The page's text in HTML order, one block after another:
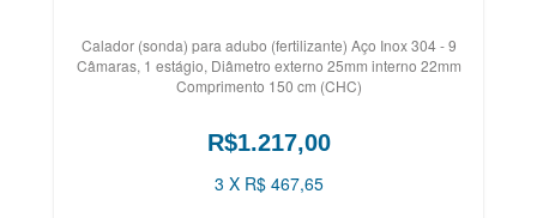
Calador (sonda) para adubo (fertilizante) Aço Inox 304 - 9
Câmaras, 1 estágio, Diâmetro externo 25mm interno 22mm
Comprimento 150 cm (CHC)
R$1.217,00
3 X R$ 467,65